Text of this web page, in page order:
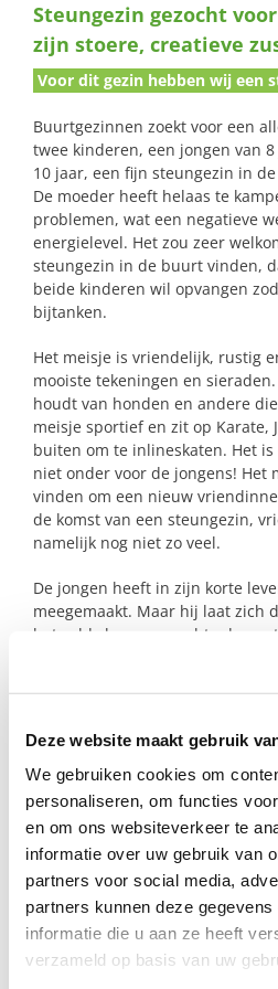
Deze website maakt gebruik
We gebruiken cookies om
personaliseren, om functies
en om ons websiteverkeer te
informatie over uw gebruik van
partners voor social media,
partners kunnen deze
informatie die u aan ze heeft
verzameld op basis van uw
naar:
Steungezin gezocht
zijn stoere, creatieve
Voor dit gezin hebben wij een
Buurtgezinnen zoekt voor een
twee kinderen, een jongen van
10 jaar, een fijn steungezin in
De moeder heeft helaas te
problemen, wat een negatieve
energielevel. Het zou zeer
steungezin in de buurt vinden,
beide kinderen wil opvangen
bijtanken.
Het meisje is vriendelijk, rustig
mooiste tekeningen en
houdt van honden en andere
meisje sportief en zit op Karate,
buiten om te inlineskaten. Het
niet onder voor de jongens! Het
vinden om een nieuw
de komst van een steungezin,
namelijk nog niet zo veel.
De jongen heeft in zijn korte
meegemaakt. Maar hij laat zich
het veld slaan, een echte
gemakkelijk contact. Hij heeft
en computeren vindt hij ook
Tesla en kan je hier alles over
een leuke klik te kunnen
steungezin. Dit is namelijk een
leven.
Welk warm gezin in Malden (of
zich geroepen om dit liefdevolle
Profiel